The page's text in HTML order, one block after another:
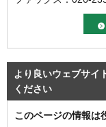
より良いウェブサイ
ください
このページの情報は